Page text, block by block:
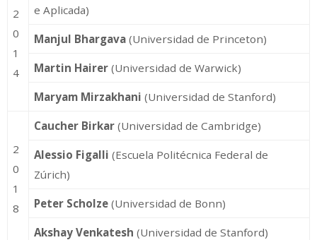
2
0
1
4
e Aplicada)
Manjul Bhargava(Universidad de Princeton)
Martin Hairer(Universidad de Warwick)
Maryam Mirzakhani (Universidad de Stanford)
2
0
1
8
Caucher Birkar(Universidad de Cambridge)
Alessio Figalli (Escuela Politécnica Federal de
Zúrich)
Peter Scholze (Universidad de Bonn)
Akshay Venkatesh (Universidad de Stanford)